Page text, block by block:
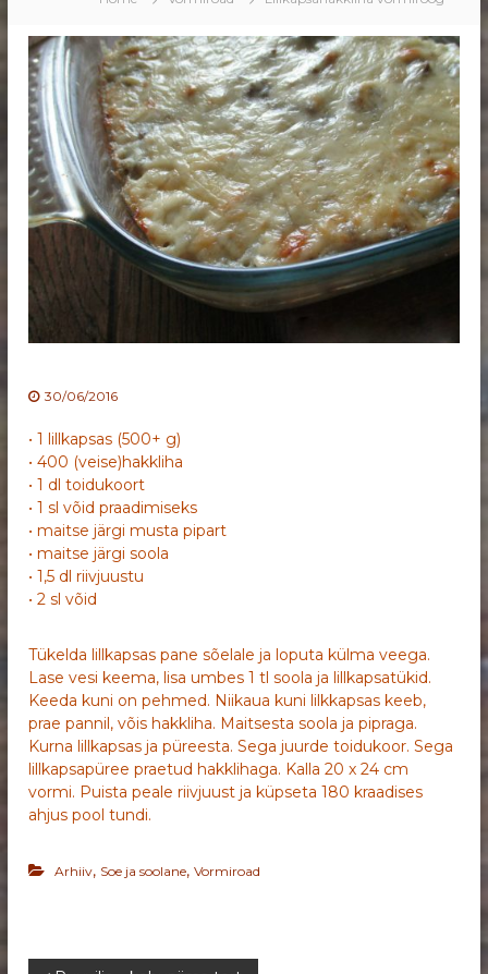
30/06/2016
• 1 lillkapsas (500+ g)
• 400 (veise)hakkliha
• 1 dl toidukoort
• 1 sl võid praadimiseks
• maitse järgi musta pipart
• maitse järgi soola
• 1,5 dl riivjuustu
• 2 sl võid
Tükelda lillkapsas pane sõelale ja loputa külma veega.
Lase vesi keema, lisa umbes 1 tl soola ja lillkapsatükid.
Keeda kuni on pehmed. Niikaua kuni lilkkapsas keeb,
prae pannil, võis hakkliha. Maitsesta soola ja pipraga.
Kurna lillkapsas ja püreesta. Sega juurde toidukoor. Sega
lillkapsapüree praetud hakklihaga. Kalla 20 x 24 cm
vormi. Puista peale riivjuust ja küpseta 180 kraadises
ahjus pool tundi.
Arhiiv, Soe ja soolane,Vormiroad